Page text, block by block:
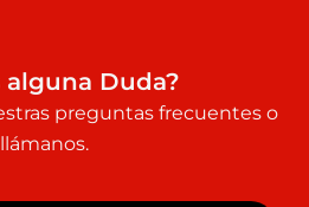
alguna Duda?
preguntas frecuentes o
llámanos.